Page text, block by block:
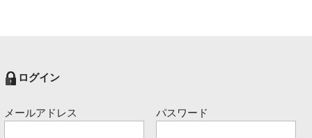
ログイン
メールアドレス パスワード